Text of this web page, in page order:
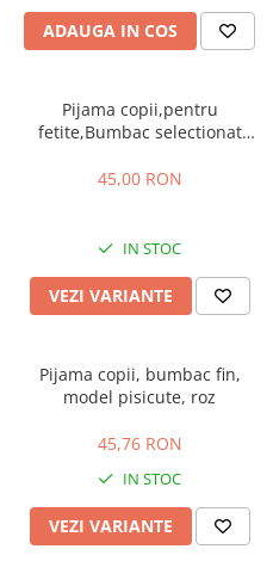
ADAUGA IN COS
Pijama copii,pentru
fetite,Bumbac selectionat
45,00 RON
IN STOC
VEZI VARIANTE
Pijama copii, bumbac fin,
model pisicute, roz
45,76 RON
IN STOC
VEZI VARIANTE